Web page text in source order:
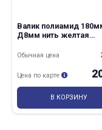
Валик полиамид
Д8мм нить желтая
Профи
Обычная цена
Цена по карте
В КОРЗИНУ